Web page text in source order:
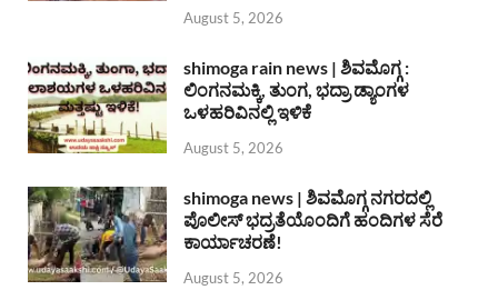
August 5, 2026
shimoga rain news | ಶಿವಮೊಗ್ಗ :
ಲಿಂಗನಮಕ್ಕಿ, ತುಂಗ, ಭದ್ರಾ ಡ್ಯಾಂಗಳ
ಒಳಹರಿವಿನಲ್ಲಿ ಇಳಿಕೆ
August 5, 2026
shimoga news | ಶಿವಮೊಗ್ಗ ನಗರದಲ್ಲಿ
ಪೊಲೀಸ್ ಭದ್ರತೆಯೊಂದಿಗೆ ಹಂದಿಗಳ ಸೆರೆ
ಕಾರ್ಯಾಚರಣೆ!
August 5, 2026